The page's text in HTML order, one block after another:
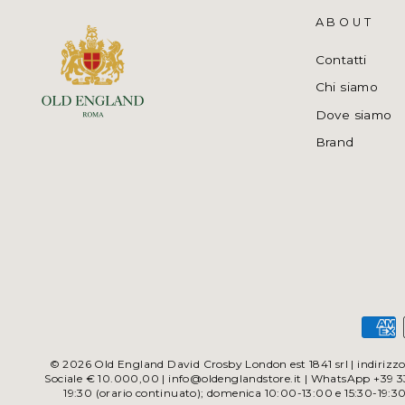
ABOUT
Contatti
Chi siamo
Dove siamo
Brand
© 2026 Old England David Crosby London est 1841 srl |
Sociale € 10.000,00 | info@oldenglandstore.it | WhatsApp +39
19:30 (orario continuato); domenica 10:00-13:00 e 15:30-